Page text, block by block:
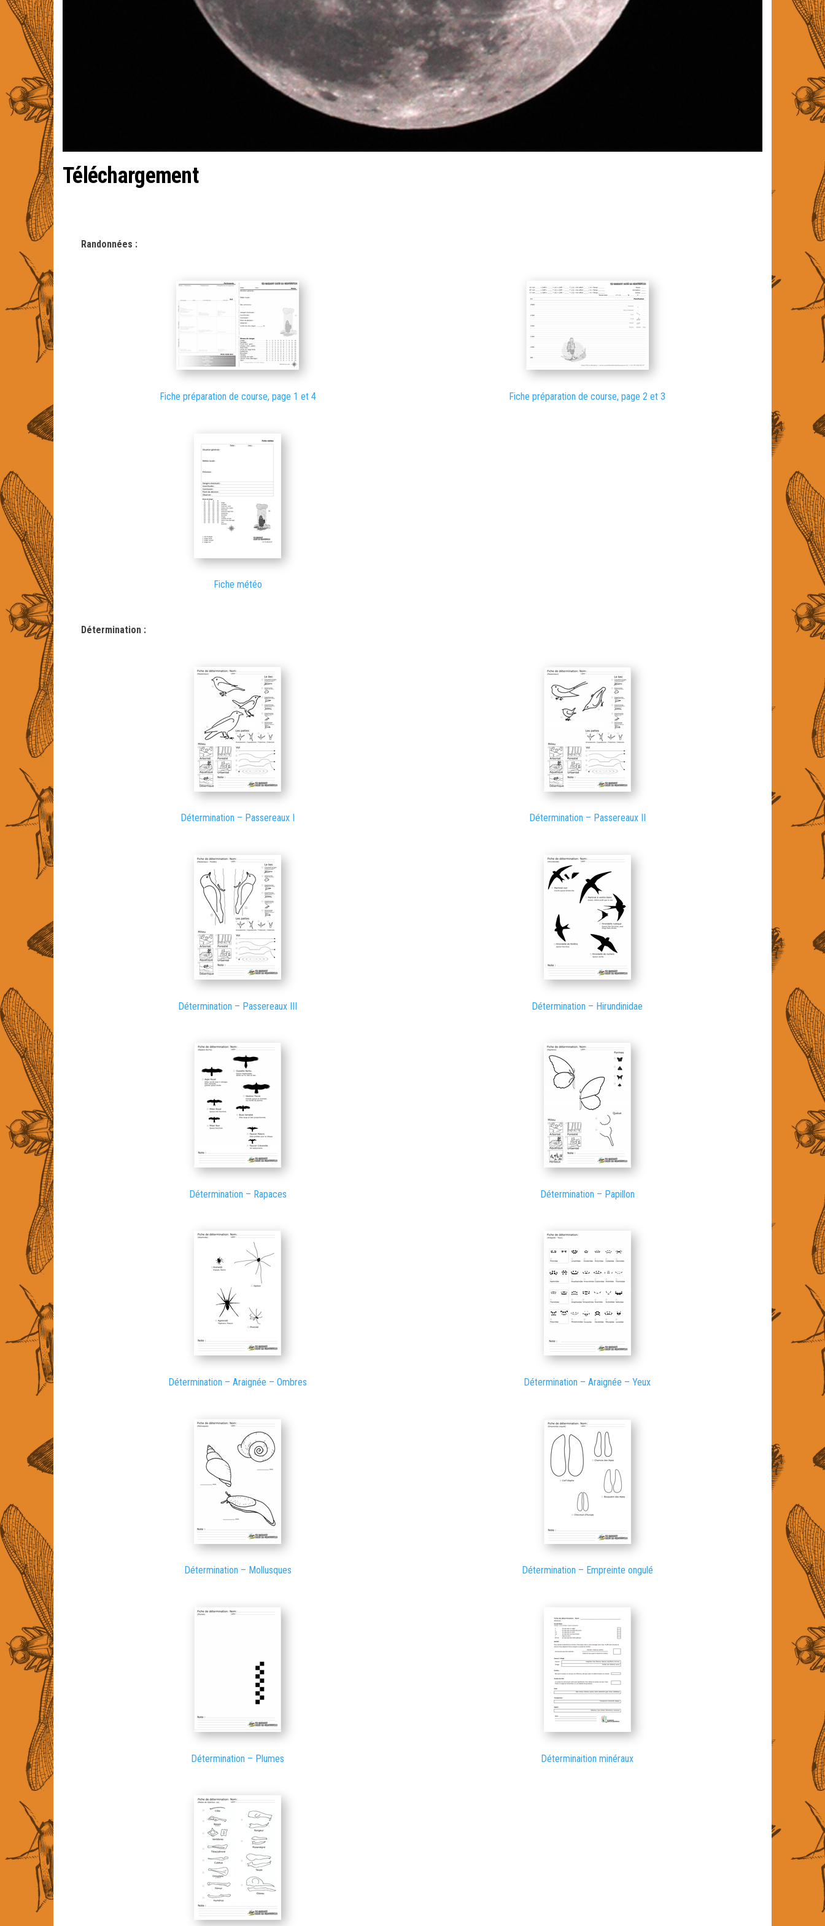
Téléchargement
Randonnées :
Fiche préparation de course, page 1 et 4 Fiche préparation de course, page 2 et 3
Fiche météo
Détermination :
Détermination – Passereaux I Détermination – Passereaux II
Détermination – Passereaux III Détermination – Hirundinidae
Détermination – Rapaces Détermination – Papillon
Détermination – Araignée – Ombres Détermination – Araignée – Yeux
Détermination – Mollusques Détermination – Empreinte ongulé
Détermination – Plumes Déterminaition minéraux